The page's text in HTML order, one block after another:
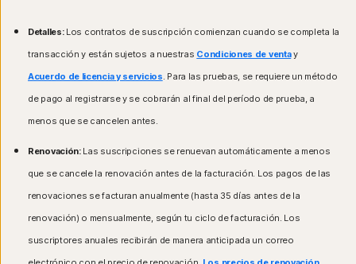
Detalles:Los contratos de suscripción comienzan cuando se completa la
transacción y están sujetos a nuestras Condiciones de ventay
Acuerdo de licencia y servicios . Para las pruebas, se requiere un método
de pago al registrarse y se cobrarán al final del período de prueba, a
menos que se cancelen antes.
Renovación:Las suscripciones se renuevan automáticamente a menos
que se cancele la renovación antes de la facturación. Los pagos de las
renovaciones se facturan anualmente (hasta 35 días antes de la
renovación) o mensualmente, según tu ciclo de facturación. Los
suscriptores anuales recibirán de manera anticipada un correo